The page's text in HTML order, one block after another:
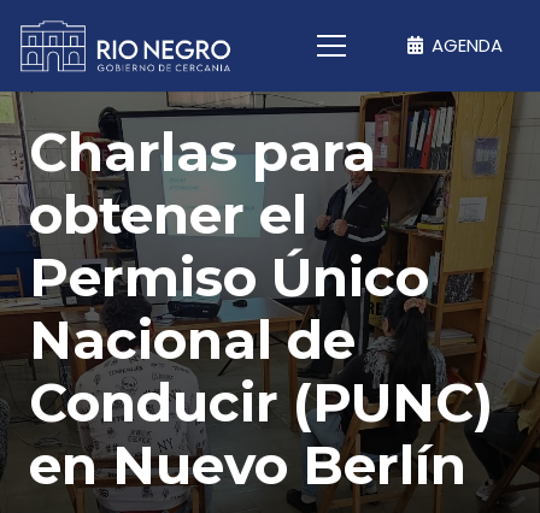
AGENDA
Charlas para
obtener el
Permiso Único
Nacional de
Conducir (PUNC)
en Nuevo Berlín